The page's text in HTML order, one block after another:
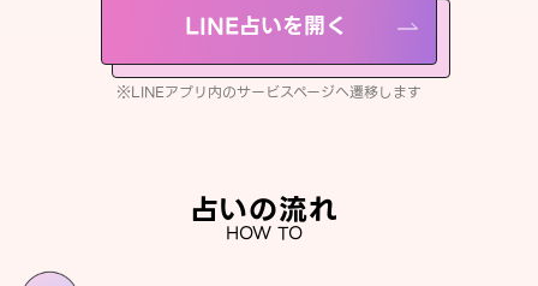
LINE占いを開く
※LINEアプリ内のサービスページへ遷移します
占いの流れ
HOW TO